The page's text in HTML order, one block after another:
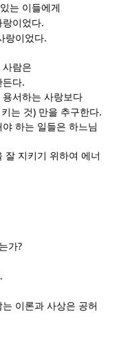
는 이들에게
랑이었다.
랑이었다.
사람은
든다.
서하는 사랑보다
는 것) 만을 추구한다.
하는 일들은 하느님
잘 지키기 위하여 에너
가?
.
이론과 사상은 공허